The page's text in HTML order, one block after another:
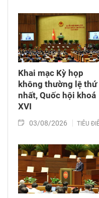
Khai mạc Kỳ họp
không thường lệ thứ
nhất, Quốc hội khoá
XVI
03/08/2026 TIÊU